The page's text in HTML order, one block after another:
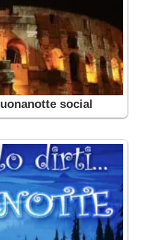
social